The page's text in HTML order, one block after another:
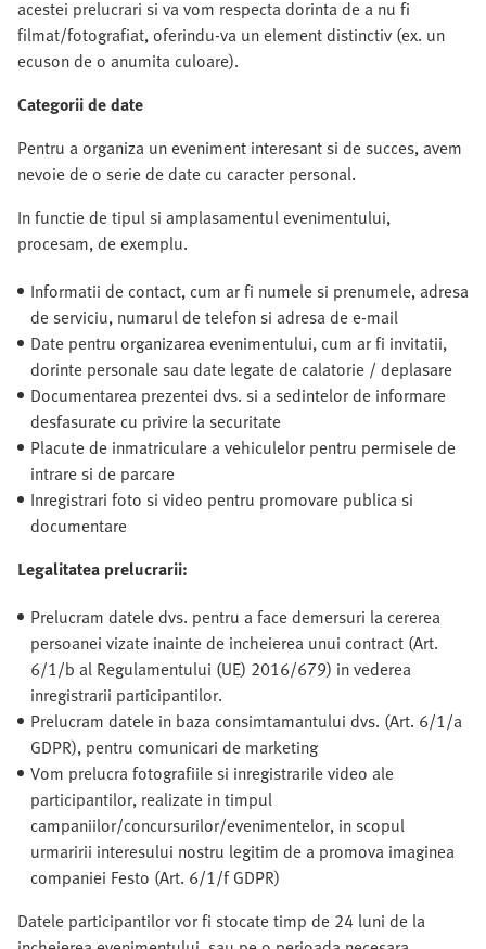
acestei prelucrari si va vom respecta dorinta de a nu fi
filmat/fotografiat, oferindu-va un element distinctiv (ex. un
ecuson de o anumita culoare).
Categorii de date
Pentru a organiza un eveniment interesant si de succes, avem
nevoie de o serie de date cu caracter personal.
In functie de tipul si amplasamentul evenimentului,
procesam, de exemplu.
Informatii de contact, cum ar fi numele si prenumele, adresa
de serviciu, numarul de telefon si adresa de e-mail
Date pentru organizarea evenimentului, cum ar fi invitatii,
dorinte personale sau date legate de calatorie / deplasare
Documentarea prezentei dvs. si a sedintelor de informare
desfasurate cu privire la securitate
Placute de inmatriculare a vehiculelor pentru permisele de
intrare si de parcare
Inregistrari foto si video pentru promovare publica si
documentare
Legalitatea prelucrarii:
Prelucram datele dvs. pentru a face demersuri la cererea
persoanei vizate inainte de incheierea unui contract (Art.
6/1/b al Regulamentului (UE) 2016/679) in vederea
inregistrarii participantilor.
Prelucram datele in baza consimtamantului dvs. (Art. 6/1/a
GDPR), pentru comunicari de marketing
Vom prelucra fotografiile si inregistrarile video ale
participantilor, realizate in timpul
campaniilor/concursurilor/evenimentelor, in scopul
urmaririi interesului nostru legitim de a promova imaginea
companiei Festo (Art. 6/1/f GDPR)
Datele participantilor vor fi stocate timp de 24 luni de la